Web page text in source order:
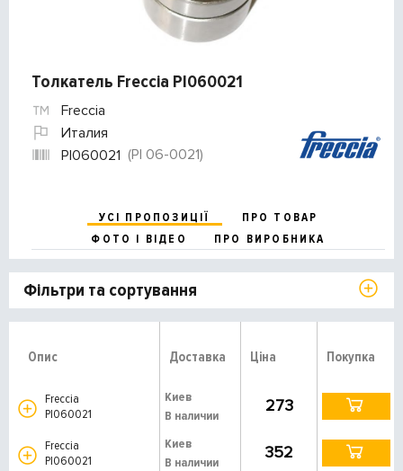
Толкатель Freccia PI060021
Freccia
Италия
PI060021 (PI 06-0021)
УСІ ПРОПОЗИЦІЇ
ПРО ТОВАР
ФОТО І ВІДЕО
ПРО ВИРОБНИКА
Фільтри та сортування
Опис Доставка Ціна Покупка
Freccia
PI060021
Киев
В наличии
273
Freccia
PI060021
Киев
В наличии
352